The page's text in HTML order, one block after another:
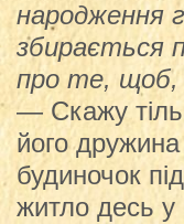
народження
збирається
про те, щоб,
— Скажу
його
будиночок
житло десь у